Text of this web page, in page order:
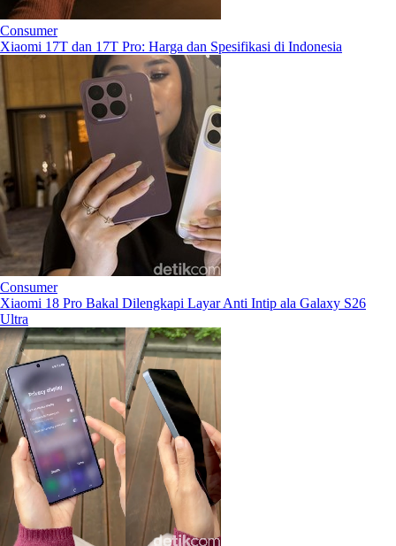
Consumer
Xiaomi 17T dan 17T Pro: Harga dan Spesifikasi di Indonesia
Consumer
Xiaomi 18 Pro Bakal Dilengkapi Layar Anti Intip ala Galaxy S26
Ultra